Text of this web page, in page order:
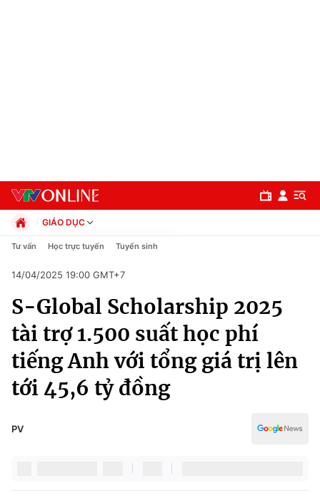
Chuyên mục
Chính trị
Xã hội
GIÁO DỤC
Chính trị
Pháp luật
Kinh tế
Thể thao
Truyền hình
Văn hóa - Giải trí
Y tế
Đời sống
Tư vấn Học trực tuyến Tuyển sinh
14/04/2025 19:00 GMT+7
S-Global Scholarship 2025
tài trợ 1.500 suất học phí
tiếng Anh với tổng giá trị lên
tới 45,6 tỷ đồng
PV